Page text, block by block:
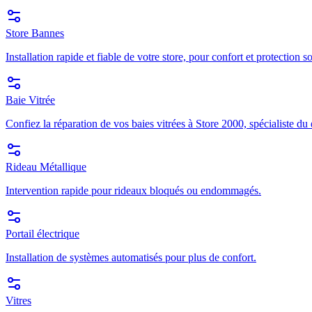
Store Bannes
Installation rapide et fiable de votre store, pour confort et protection
Baie Vitrée
Confiez la réparation de vos baies vitrées à Store 2000, spécialiste
Rideau Métallique
Intervention rapide pour rideaux bloqués ou endommagés.
Portail électrique
Installation de systèmes automatisés pour plus de confort.
Vitres